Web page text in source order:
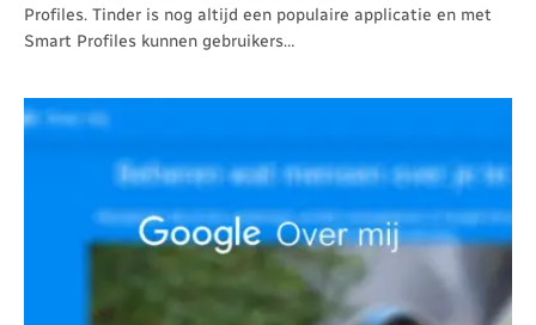
Profiles. Tinder is nog altijd een populaire applicatie en met
Smart Profiles kunnen gebruikers…